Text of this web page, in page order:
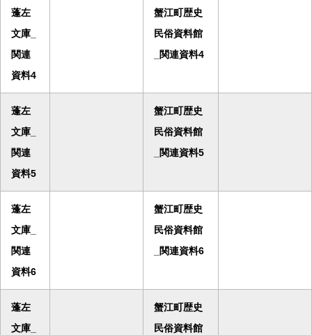
蓬左
文庫_
関連
資料4
蟹江町歴史
民俗資料館
_関連資料4
蓬左
文庫_
関連
資料5
蟹江町歴史
民俗資料館
_関連資料5
蓬左
文庫_
関連
資料6
蟹江町歴史
民俗資料館
_関連資料6
蓬左
文庫_
蟹江町歴史
民俗資料館